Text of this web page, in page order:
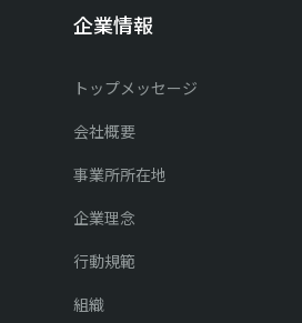
企業情報
トップメッセージ
会社概要
事業所所在地
企業理念
行動規範
組織